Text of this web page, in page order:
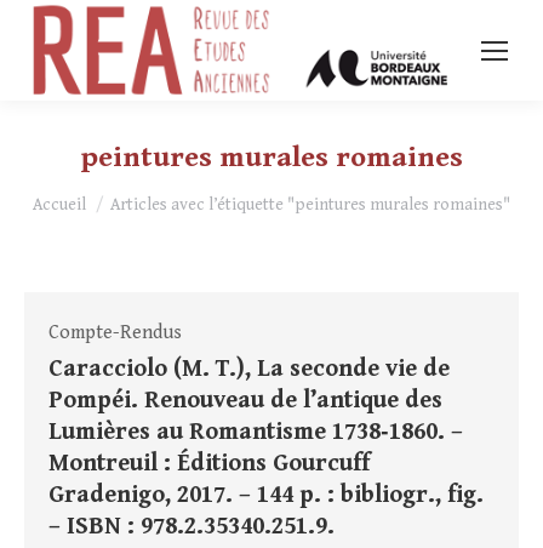
peintures murales romaines
Vous êtes ici :
Accueil Articles avec l’étiquette "peintures murales romaines"
Compte-Rendus
Caracciolo (M. T.), La seconde vie de
Pompéi. Renouveau de l’antique des
Lumières au Romantisme 1738‑1860. –
Montreuil : Éditions Gourcuff
Gradenigo, 2017. – 144 p. : bibliogr., fig.
– ISBN : 978.2.35340.251.9.